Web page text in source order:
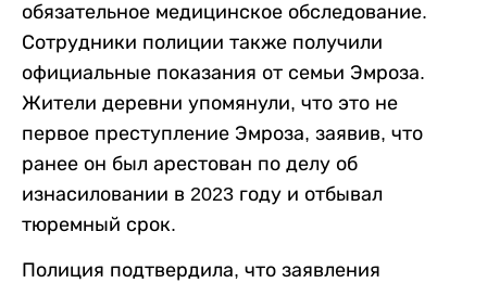
обязательное медицинское обследование.
Сотрудники полиции также получили
официальные показания от семьи Эмроза.
Жители деревни упомянули, что это не
первое преступление Эмроза, заявив, что
ранее он был арестован по делу об
изнасиловании в 2023 году и отбывал
тюремный срок.
Полиция подтвердила, что заявления